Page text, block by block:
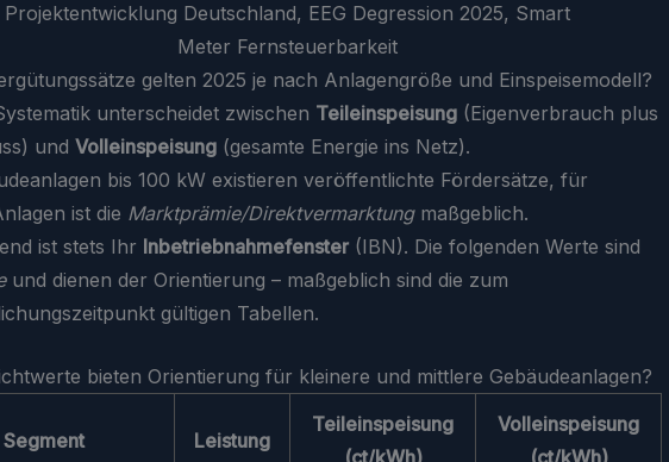
gelten 2025 je nach Anlagengröße und Einspeisemodell?
unterscheidet zwischen Teileinspeisung (Eigenverbrauch plus
und Volleinspeisung (gesamte Energie ins Netz).
bis 100 kW existieren veröffentlichte Fördersätze, für
ist die Marktprämie/Direktvermarktungmaßgeblich.
ist stets Ihr Inbetriebnahmefenster (IBN). Die folgenden Werte sind
und dienen der Orientierung – maßgeblich sind die zum
gültigen Tabellen.
bieten Orientierung für kleinere und mittlere Gebäudeanlagen?
Segment Leistung
Teileinspeisung
Volleinspeisung